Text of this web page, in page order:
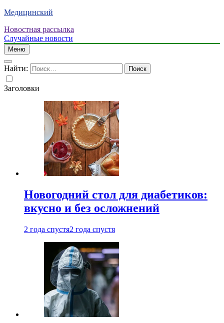
Медицинский
Новостная рассылка
Случайные новости
Меню
Найти:
Заголовки
Новогодний стол для диабетиков:
вкусно и без осложнений
2 года спустя2 года спустя